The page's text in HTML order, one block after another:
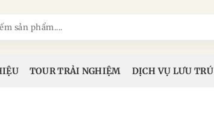
TOUR TRẢI NGHIỆM DỊCH VỤ LƯU TRÚ